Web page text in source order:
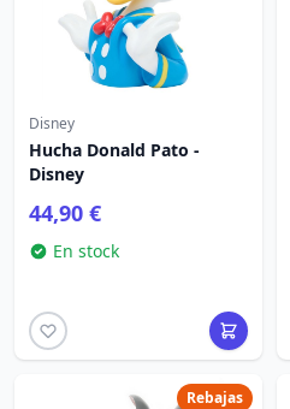
Disney
Hucha Donald Pato -
Disney
44,90 €
En stock
Rebajas